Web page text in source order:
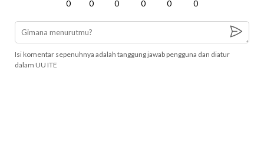
0 0 0 0 0 0
Isi komentar sepenuhnya adalah tanggung jawab pengguna dan diatur
dalam UU ITE